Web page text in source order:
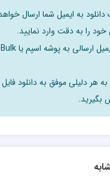
به ایمیل شما ارسال
را به دقت وارد نمایید.
هر دلیلی موفق به دانلود
بگیرید.